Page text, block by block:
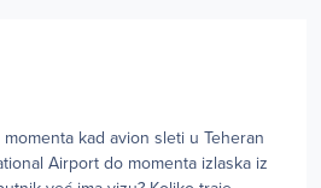
kad avion sleti u Teheran
Airport do momenta izlaska iz